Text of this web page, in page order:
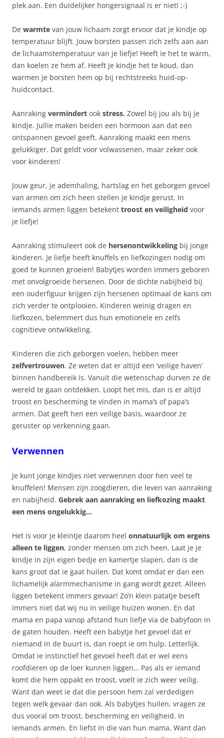
plek aan. Een duidelijker hongersignaal is er niet! ;-)
De warmte van jouw lichaam zorgt ervoor dat je kindje op
temperatuur blijft. Jouw borsten passen zich zelfs aan aan
de lichaamstemperatuur van je liefje! Heeft ie het te warm,
dan koelen ze hem af. Heeft je kindje het te koud, dan
warmen je borsten hem op bij rechtstreeks huid-op-
huidcontact.
Aanraking vermindert ook stress. Zowel bij jou als bij je
kindje. Jullie maken beiden een hormoon aan dat een
ontspannen gevoel geeft. Aanraking maakt een mens
gelukkiger. Dat geldt voor volwassenen, maar zeker ook
voor kinderen!
Jouw geur, je ademhaling, hartslag en het geborgen gevoel
van armen om zich heen stellen je kindje gerust. In
iemands armen liggen betekent troost en veiligheid voor
je liefje!
Aanraking stimuleert ook de hersenontwikkeling bij jonge
kinderen. Je liefje heeft knuffels en liefkozingen nodig om
goed te kunnen groeien! Babytjes worden immers geboren
met onvolgroeide hersenen. Door de dichte nabijheid bij
een ouderfiguur krijgen zijn hersenen optimaal de kans om
zich verder te ontplooien. Kinderen weinig dragen en
liefkozen, belemmert dus hun emotionele en zelfs
cognitieve ontwikkeling.
Kinderen die zich geborgen voelen, hebben meer
zelfvertrouwen. Ze weten dat er altijd een ‘veilige haven’
binnen handbereik is. Vanuit die wetenschap durven ze de
wereld te gaan ontdekken. Loopt het mis, dan is er altijd
troost en bescherming te vinden in mama’s of papa’s
armen. Dat geeft hen een veilige basis, waardoor ze
geruster op verkenning gaan.
Verwennen
Je kunt jonge kindjes niet verwennen door hen veel te
knuffelen! Mensen zijn zoogdieren, die leven van aanraking
en nabijheid. Gebrek aan aanraking en liefkozing maakt
een mens ongelukkig…
Het is voor je kleintje daarom heel onnatuurlijk om ergens
alleen te liggen, zonder mensen om zich heen. Laat je je
kindje in zijn eigen bedje en kamertje slapen, dan is de
kans groot dat ie gaat huilen. Dat komt omdat er dan een
lichamelijk alarmmechanisme in gang wordt gezet. Alleen
liggen betekent immers gevaar! Zo’n klein patatje beseft
immers niet dat wij nu in veilige huizen wonen. En dat
mama en papa vanop afstand hun liefje via de babyfoon in
de gaten houden. Heeft een babytje het gevoel dat er
niemand in de buurt is, dan roept ie om hulp. Letterlijk.
Omdat ie instinctief het gevoel heeft dat er wel eens
roofdieren op de loer kunnen liggen… Pas als er iemand
komt die hem oppakt en troost, voelt ie zich weer veilig.
Want dan weet ie dat die persoon hem zal verdedigen
tegen welk gevaar dan ook. Als babytjes huilen, vragen ze
dus vooral om troost, bescherming en veiligheid. In
iemands armen. En liefst in die van hun mama. Want dan